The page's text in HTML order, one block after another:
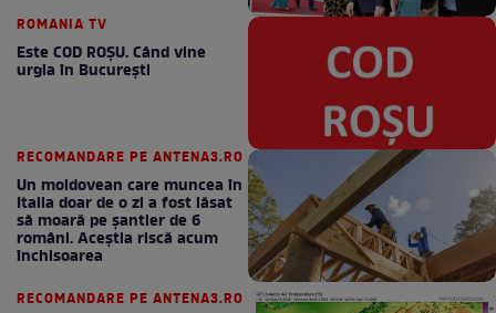
ROMANIA TV
Este COD ROŞU. Când vine
urgia în Bucureşti
RECOMANDARE PE ANTENA3.RO
Un moldovean care muncea în
Italia doar de o zi a fost lăsat
să moară pe şantier de 6
români. Aceștia riscă acum
închisoarea
RECOMANDARE PE ANTENA3.RO